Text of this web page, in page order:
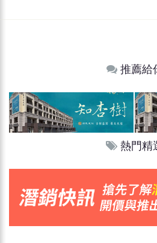
推薦給
熱門精